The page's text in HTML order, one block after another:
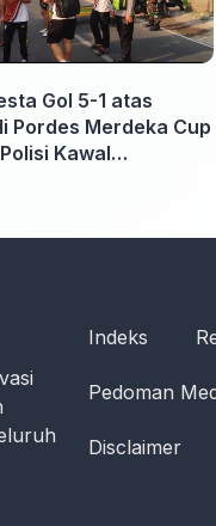
Gol 5-1 atas
Pordes Merdeka Cup
Kawal
Indeks
Pedoman
Disclaimer